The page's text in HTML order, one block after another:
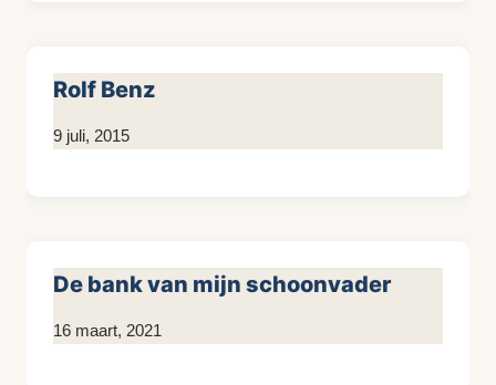
Rolf Benz
Door
9 juli, 2015
De bank van mijn schoonvader
Door
16 maart, 2021